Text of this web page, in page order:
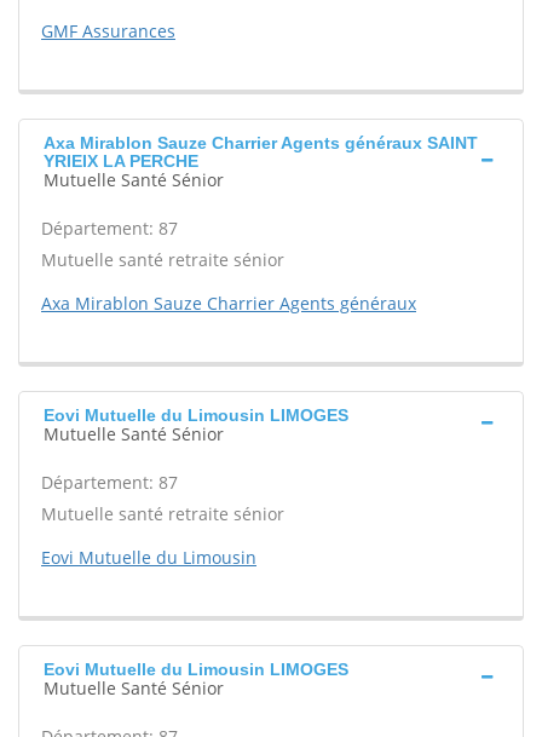
GMF Assurances
Axa Mirablon Sauze Charrier Agents généraux SAINT
YRIEIX LA PERCHE
Mutuelle Santé Sénior
Département: 87
Mutuelle santé retraite sénior
Axa Mirablon Sauze Charrier Agents généraux
Eovi Mutuelle du Limousin LIMOGES
Mutuelle Santé Sénior
Département: 87
Mutuelle santé retraite sénior
Eovi Mutuelle du Limousin
Eovi Mutuelle du Limousin LIMOGES
Mutuelle Santé Sénior